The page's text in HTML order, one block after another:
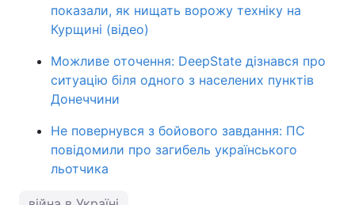
показали, як нищать ворожу техніку на
Курщині (відео)
Можливе оточення: DeepState дізнався про
ситуацію біля одного з населених пунктів
Донеччини
Не повернувся з бойового завдання: ПС
повідомили про загибель українського
льотчика